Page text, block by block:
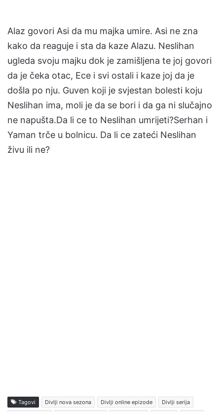
Alaz govori Asi da mu majka umire. Asi ne zna
kako da reaguje i sta da kaze Alazu. Neslihan
ugleda svoju majku dok je zamišljena te joj govori
da je čeka otac, Ece i svi ostali i kaze joj da je
došla po nju. Guven koji je svjestan bolesti koju
Neslihan ima, moli je da se bori i da ga ni slučajno
ne napušta.Da li ce to Neslihan umrijeti?Serhan i
Yaman trče u bolnicu. Da li ce zateći Neslihan
živu ili ne?
Tagovi Divlji nova sezona Divlji online epizode Divlji serija